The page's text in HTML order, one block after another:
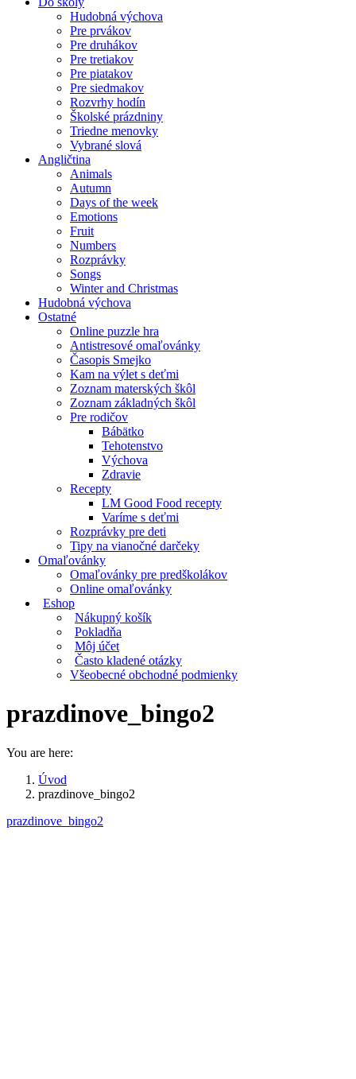
Hudobná výchova
Pre prvákov
Pre druhákov
Pre tretiakov
Pre piatakov
Pre siedmakov
Rozvrhy hodín
Školské prázdniny
Triedne menovky
Vybrané slová
Angličtina
Animals
Autumn
Days of the week
Emotions
Fruit
Numbers
Rozprávky
Songs
Winter and Christmas
Hudobná výchova
Ostatné
Online puzzle hra
Antistresové omaľovánky
Časopis Smejko
Kam na výlet s deťmi
Zoznam materských škôl
Zoznam základných škôl
Pre rodičov
Bábätko
Tehotenstvo
Výchova
Zdravie
Recepty
LM Good Food recepty
Varíme s deťmi
Rozprávky pre deti
Tipy na vianočné darčeky
Omaľovánky
Omaľovánky pre predškolákov
Online omaľovánky
Eshop
Nákupný košík
Pokladňa
Môj účet
Často kladené otázky
Všeobecné obchodné podmienky
prazdinove_bingo2
You are here:
Úvod
prazdinove_bingo2
prazdinove_bingo2